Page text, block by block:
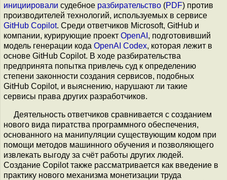
инициировали судебное разбирательство (PDF) против
производителей технологий, используемых в сервисе
GitHub Copilot. Среди ответчиков Microsoft, GitHub и
компании, курирующие проект OpenAI , подготовивший
модель генерации кода OpenAI Codex, которая лежит в
основе GitHub Copilot. В ходе разбирательства
предпринята попытка привлечь суд к определению
степени законности создания сервисов, подобных
GitHub Copilot, и выяснению, нарушают ли такие
сервисы права других разработчиков.
Деятельность ответчиков сравнивается с созданием
нового вида пиратства программного обеспечения,
основанного на манипуляции существующим кодом при
помощи методов машинного обучения и позволяющего
извлекать выгоду за счёт работы других людей.
Создание Copilot также рассматривается как введение в
практику нового механизма монетизации труда